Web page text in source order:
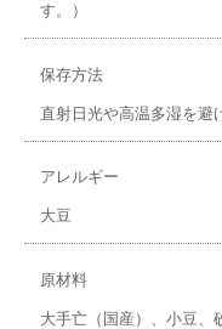
す。）
保存方法
直射日光や高温多湿を避
アレルギー
大豆
原材料
大手亡（国産）、小豆、